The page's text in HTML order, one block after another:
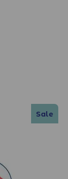
Sale